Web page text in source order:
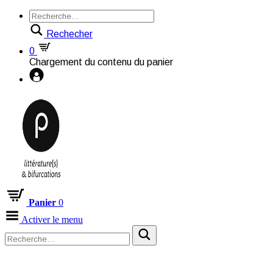
Rechecher
0
Chargement du contenu du panier
Panier 0
Activer le menu